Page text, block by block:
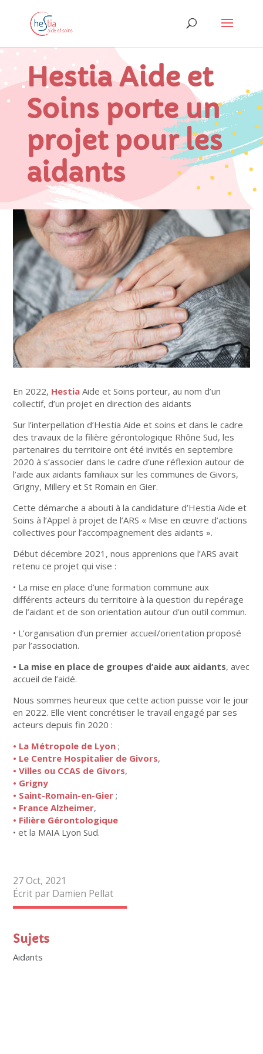
Hestia Aide et
Soins porte un
projet pour les
aidants
En 2022, Hestia Aide et Soins porteur, au nom d’un
collectif, d’un projet en direction des aidants
Sur l’interpellation d’Hestia Aide et soins et dans le cadre
des travaux de la filière gérontologique Rhône Sud, les
partenaires du territoire ont été invités en septembre
2020 à s’associer dans le cadre d’une réflexion autour de
l’aide aux aidants familiaux sur les communes de Givors,
Grigny, Millery et St Romain en Gier.
Cette démarche a abouti à la candidature d’Hestia Aide et
Soins à l’Appel à projet de l’ARS « Mise en œuvre d’actions
collectives pour l’accompagnement des aidants ».
Début décembre 2021, nous apprenions que l’ARS avait
retenu ce projet qui vise :
• La mise en place d’une formation commune aux
différents acteurs du territoire à la question du repérage
de l’aidant et de son orientation autour d’un outil commun.
• L’organisation d’un premier accueil/orientation proposé
par l’association.
• La mise en place de groupes d’aide aux aidants, avec
accueil de l’aidé.
Nous sommes heureux que cette action puisse voir le jour
en 2022. Elle vient concrétiser le travail engagé par ses
acteurs depuis fin 2020 :
• La Métropole de Lyon ;
• Le Centre Hospitalier de Givors,
• Villes ou CCAS de Givors,
• Grigny
• Saint-Romain-en-Gier ;
• France Alzheimer,
• Filière Gérontologique
• et la MAIA Lyon Sud.
27 Oct, 2021
Écrit par Damien Pellat
Sujets
Aidants